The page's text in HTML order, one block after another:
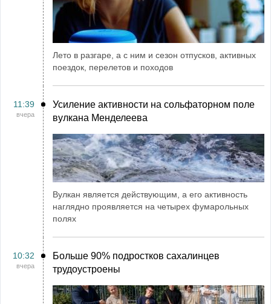
Лето в разгаре, а с ним и сезон отпусков, активных
поездок, перелетов и походов
11:39
вчера
Усиление активности на сольфаторном поле
вулкана Менделеева
Вулкан является действующим, а его активность
наглядно проявляется на четырех фумарольных
полях
10:32
вчера
Больше 90% подростков сахалинцев
трудоустроены